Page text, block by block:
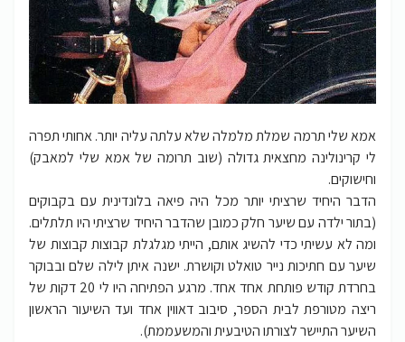
אמא שלי תרמה שמלת מלמלה שלא עלתה עליה יותר. אחותי תפרה
לי קרינולינה מחצאית גדולה (שוב תרומה של אמא שלי למאבק)
וחישוקים.
הדבר היחיד שרציתי יותר מכל היה פיאה בלונדינית עם בקבוקים
(בתור ילדה עם שיער חלק כמובן שהדבר היחיד שרציתי היו תלתלים.
ומה לא עשיתי כדי להשיג אותם, הייתי מגלגלת קבוצות קבוצות של
שיער עם חתיכות נייר טואלט וקושרת. ישנה איתן לילה שלם ובבוקר
בחרדת קודש פותחת אחד אחד. מרגע הפתיחה היו לי 20 דקות של
ריצה מטורפת לבית הספר, סיבוב דאווין אחד ועד השיעור הראשון
השיער התיישר לצורתו הטיבעית והמשעממת).